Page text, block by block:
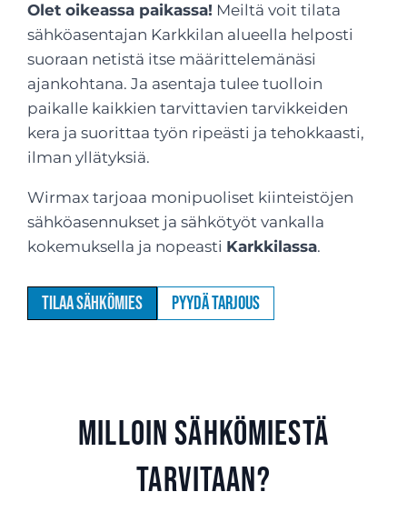
Olet oikeassa paikassa! Meiltä voit tilata
sähköasentajan Karkkilan alueella helposti
suoraan netistä itse määrittelemänäsi
ajankohtana. Ja asentaja tulee tuolloin
paikalle kaikkien tarvittavien tarvikkeiden
kera ja suorittaa työn ripeästi ja tehokkaasti,
ilman yllätyksiä.
Wirmax tarjoaa monipuoliset kiinteistöjen
sähköasennukset ja sähkötyöt vankalla
kokemuksella ja nopeasti Karkkilassa.
Tilaa sähkömies Pyydä tarjous
milloin sähkömiestä
tarvitaan?